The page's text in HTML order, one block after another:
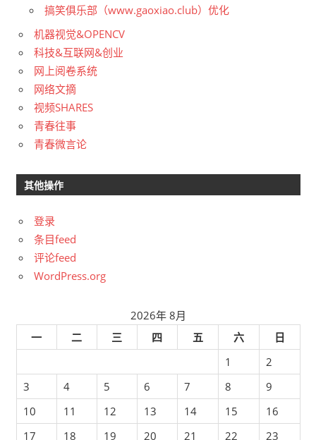
搞笑俱乐部（www.gaoxiao.club）优化
机器视觉&OPENCV
科技&互联网&创业
网上阅卷系统
网络文摘
视频SHARES
青春往事
青春微言论
其他操作
登录
条目feed
评论feed
WordPress.org
2026年 8月
一
二 三 四 五 六
日
1
2
3
4 5 6 7 8
9
10
11 12 13 14 15
16
17
18 19 20 21 22
23